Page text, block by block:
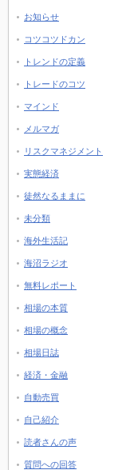
お知らせ
コツコツドカン
トレンドの定義
トレードのコツ
マインド
メルマガ
リスクマネジメント
実態経済
徒然なるままに
未分類
海外生活記
海沼ラジオ
無料レポート
相場の本質
相場の概念
相場日誌
経済・金融
自動売買
自己紹介
読者さんの声
質問への回答